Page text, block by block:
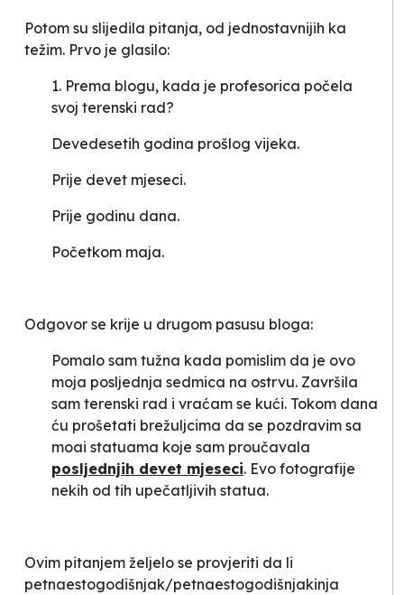
Potom su slijedila pitanja, od jednostavnijih ka
težim. Prvo je glasilo:
1. Prema blogu, kada je profesorica počela
svoj terenski rad?
Devedesetih godina prošlog vijeka.
Prije devet mjeseci.
Prije godinu dana.
Početkom maja.
Odgovor se krije u drugom pasusu bloga:
Pomalo sam tužna kada pomislim da je ovo
moja posljednja sedmica na ostrvu. Završila
sam terenski rad i vraćam se kući. Tokom dana
ću prošetati brežuljcima da se pozdravim sa
moai statuama koje sam proučavala
posljednjih devet mjeseci. Evo fotografije
nekih od tih upečatljivih statua.
Ovim pitanjem željelo se provjeriti da li
petnaestogodišnjak/petnaestogodišnjakinja